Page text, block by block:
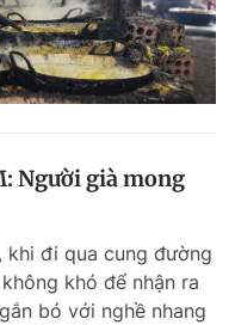
Người già mong
khi đi qua cung đường
khó để nhận ra
bó với nghề nhang